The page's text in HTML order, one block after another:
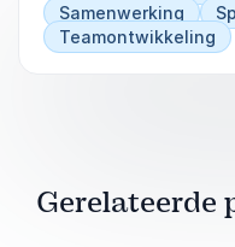
Samenwerking
Teamontwikkeling
Gerelateerde